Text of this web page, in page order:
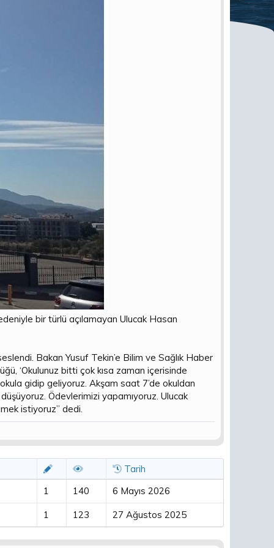
bir türlü açılamayan Ulucak Hasan
Bakan Yusuf Tekin’e Bilim ve Sağlık Haber
‘Okulunuz bitti çok kısa zaman içerisinde
okula gidip geliyoruz. Akşam saat 7’de okuldan
Ödevlerimizi yapamıyoruz. Ulucak
istiyoruz” dedi.
Tarih
1
140 6 Mayıs 2026
1 123 27 Ağustos 2025